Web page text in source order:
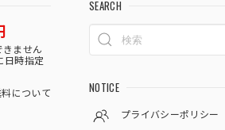
きません
日時指定
について
SEARCH
NOTICE
プライバシーポリシー